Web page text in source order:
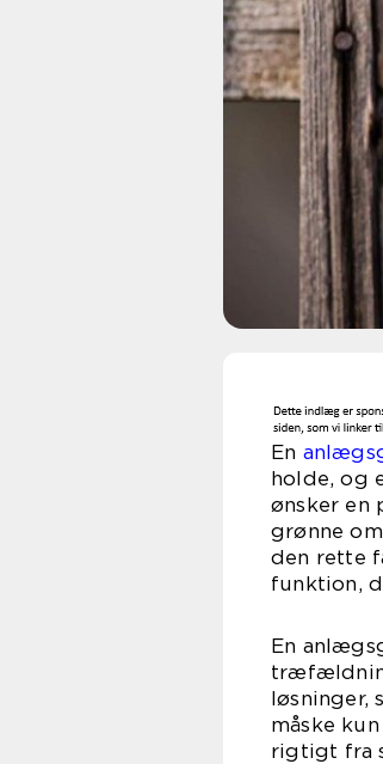
En
holde, og
ønsker en
grønne
den rette
funktion,
En
løsninger,
måske
rigtigt fra